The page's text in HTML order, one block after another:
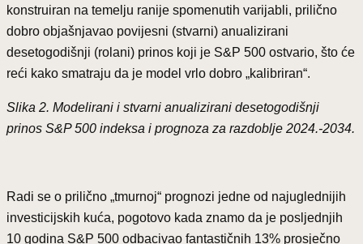
konstruiran na temelju ranije spomenutih varijabli, prilično
dobro objašnjavao povijesni (stvarni) anualizirani
desetogodišnji (rolani) prinos koji je S&P 500 ostvario, što će
reći kako smatraju da je model vrlo dobro „kalibriran“.
Slika 2. Modelirani i stvarni anualizirani desetogodišnji
prinos S&P 500 indeksa i prognoza za razdoblje 2024.-2034.
Radi se o prilično „tmurnoj“ prognozi jedne od najuglednijih
investicijskih kuća, pogotovo kada znamo da je posljednjih
10 godina S&P 500 odbacivao fantastičnih 13% prosječno